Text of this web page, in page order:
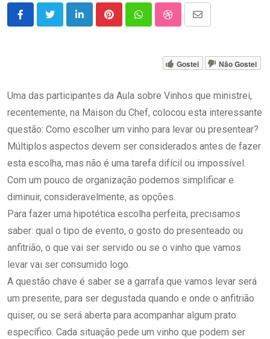
LinkedInPinterestWhatsappStumbleUpon
Share
Email
Gostei Não Gostei
Uma das participantes da Aula sobre Vinhos que ministrei,
recentemente, na Maison du Chef, colocou esta interessante
questão: Como escolher um vinho para levar ou presentear?
Múltiplos aspectos devem ser considerados antes de fazer
esta escolha, mas não é uma tarefa difícil ou impossível.
Com um pouco de organização podemos simplificar e
diminuir, consideravelmente, as opções.
Para fazer uma hipotética escolha perfeita, precisamos
saber: qual o tipo de evento, o gosto do presenteado ou
anfitrião, o que vai ser servido ou se o vinho que vamos
levar vai ser consumido logo.
A questão chave é saber se a garrafa que vamos levar será
um presente, para ser degustada quando e onde o anfitrião
quiser, ou se será aberta para acompanhar algum prato
específico. Cada situação pede um vinho que podem ser